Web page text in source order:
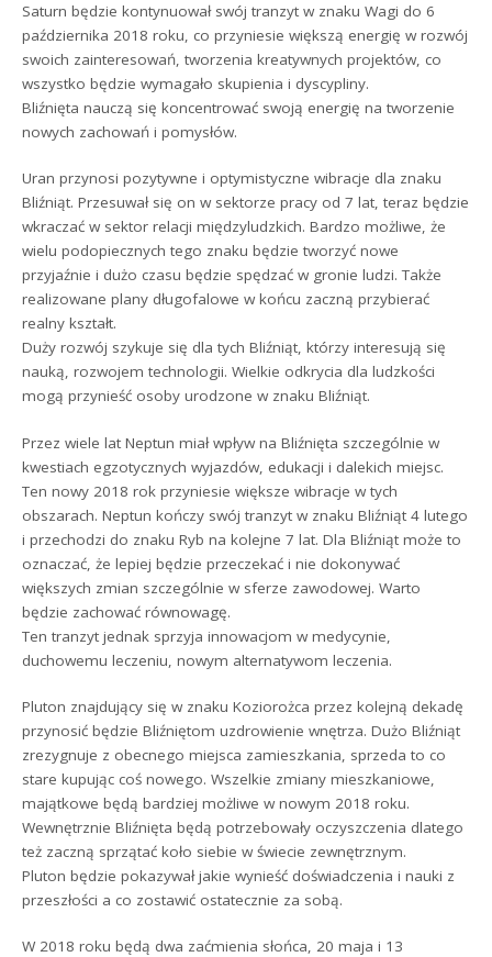
Saturn będzie kontynuował swój tranzyt w znaku Wagi do 6
października 2018 roku, co przyniesie większą energię w rozwój
swoich zainteresowań, tworzenia kreatywnych projektów, co
wszystko będzie wymagało skupienia i dyscypliny.
Bliźnięta nauczą się koncentrować swoją energię na tworzenie
nowych zachowań i pomysłów.
Uran przynosi pozytywne i optymistyczne wibracje dla znaku
Bliźniąt. Przesuwał się on w sektorze pracy od 7 lat, teraz będzie
wkraczać w sektor relacji międzyludzkich. Bardzo możliwe, że
wielu podopiecznych tego znaku będzie tworzyć nowe
przyjaźnie i dużo czasu będzie spędzać w gronie ludzi. Także
realizowane plany długofalowe w końcu zaczną przybierać
realny kształt.
Duży rozwój szykuje się dla tych Bliźniąt, którzy interesują się
nauką, rozwojem technologii. Wielkie odkrycia dla ludzkości
mogą przynieść osoby urodzone w znaku Bliźniąt.
Przez wiele lat Neptun miał wpływ na Bliźnięta szczególnie w
kwestiach egzotycznych wyjazdów, edukacji i dalekich miejsc.
Ten nowy 2018 rok przyniesie większe wibracje w tych
obszarach. Neptun kończy swój tranzyt w znaku Bliźniąt 4 lutego
i przechodzi do znaku Ryb na kolejne 7 lat. Dla Bliźniąt może to
oznaczać, że lepiej będzie przeczekać i nie dokonywać
większych zmian szczególnie w sferze zawodowej. Warto
będzie zachować równowagę.
Ten tranzyt jednak sprzyja innowacjom w medycynie,
duchowemu leczeniu, nowym alternatywom leczenia.
Pluton znajdujący się w znaku Koziorożca przez kolejną dekadę
przynosić będzie Bliźniętom uzdrowienie wnętrza. Dużo Bliźniąt
zrezygnuje z obecnego miejsca zamieszkania, sprzeda to co
stare kupując coś nowego. Wszelkie zmiany mieszkaniowe,
majątkowe będą bardziej możliwe w nowym 2018 roku.
Wewnętrznie Bliźnięta będą potrzebowały oczyszczenia dlatego
też zaczną sprzątać koło siebie w świecie zewnętrznym.
Pluton będzie pokazywał jakie wynieść doświadczenia i nauki z
przeszłości a co zostawić ostatecznie za sobą.
W 2018 roku będą dwa zaćmienia słońca, 20 maja i 13